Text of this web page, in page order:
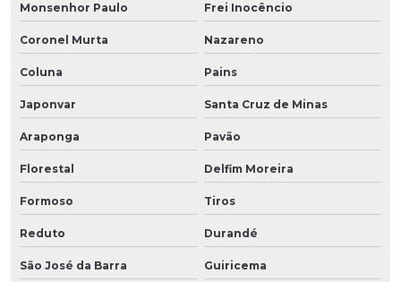
Monsenhor Paulo Frei Inocêncio
Coronel Murta Nazareno
Coluna Pains
Japonvar Santa Cruz de Minas
Araponga Pavão
Florestal Delfim Moreira
Formoso Tiros
Reduto Durandé
São José da Barra Guiricema